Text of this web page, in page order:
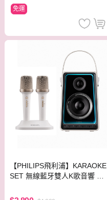
免運
【PHILIPS飛利浦】KARAOKE
SET 無線藍牙雙人K歌音響 TA